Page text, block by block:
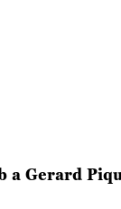
a Gerard